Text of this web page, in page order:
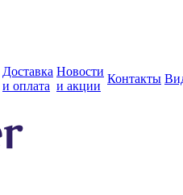
Доставка
и оплата
Новости
и акции
Контакты